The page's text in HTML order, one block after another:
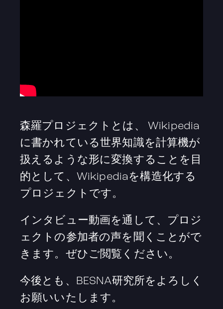
森羅プロジェクトとは、 Wikipedia
に書かれている世界知識を計算機が
扱えるような形に変換することを目
的として、Wikipediaを構造化する
プロジェクトです。
インタビュー動画を通して、プロジ
ェクトの参加者の声を聞くことがで
きます。ぜひご閲覧ください。
今後とも、BESNA研究所をよろしく
お願いいたします。